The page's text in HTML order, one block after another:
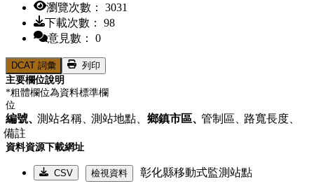
瀏覽次數： 3031
下載次數： 98
意見數： 0
DCAT 詞彙
列印
主要欄位說明
*粗體欄位為資料標準欄
位
編號、測站名稱、測站地點、 鄉鎮市區、管制區、路寬長度、
備註
資料資源下載網址
CSV 檢視資料 彰化縣移動式監測站點